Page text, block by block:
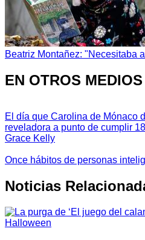
Beatriz Montañez: "Necesitaba
EN OTROS MEDIOS
El día que Carolina de Mónaco
reveladora a punto de cumplir
Grace Kelly
Once hábitos de personas
Noticias